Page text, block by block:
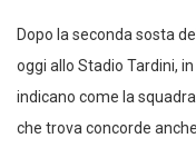
Dopo la seconda sosta
oggi allo Stadio Tardini,
indicano come la
che trova concorde